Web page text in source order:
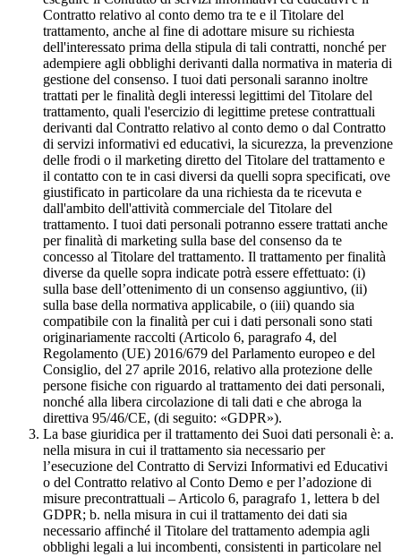
Contratto relativo al conto demo tra te e il Titolare del
trattamento, anche al fine di adottare misure su richiesta
dell'interessato prima della stipula di tali contratti, nonché per
adempiere agli obblighi derivanti dalla normativa in materia di
gestione del consenso. I tuoi dati personali saranno inoltre
trattati per le finalità degli interessi legittimi del Titolare del
trattamento, quali l'esercizio di legittime pretese contrattuali
derivanti dal Contratto relativo al conto demo o dal Contratto
di servizi informativi ed educativi, la sicurezza, la prevenzione
delle frodi o il marketing diretto del Titolare del trattamento e
il contatto con te in casi diversi da quelli sopra specificati, ove
giustificato in particolare da una richiesta da te ricevuta e
dall'ambito dell'attività commerciale del Titolare del
trattamento. I tuoi dati personali potranno essere trattati anche
per finalità di marketing sulla base del consenso da te
concesso al Titolare del trattamento. Il trattamento per finalità
diverse da quelle sopra indicate potrà essere effettuato: (i)
sulla base dell’ottenimento di un consenso aggiuntivo, (ii)
sulla base della normativa applicabile, o (iii) quando sia
compatibile con la finalità per cui i dati personali sono stati
originariamente raccolti (Articolo 6, paragrafo 4, del
Regolamento (UE) 2016/679 del Parlamento europeo e del
Consiglio, del 27 aprile 2016, relativo alla protezione delle
persone fisiche con riguardo al trattamento dei dati personali,
nonché alla libera circolazione di tali dati e che abroga la
direttiva 95/46/CE, (di seguito: «GDPR»).
La base giuridica per il trattamento dei Suoi dati personali è: a.
nella misura in cui il trattamento sia necessario per
l’esecuzione del Contratto di Servizi Informativi ed Educativi
o del Contratto relativo al Conto Demo e per l’adozione di
misure precontrattuali – Articolo 6, paragrafo 1, lettera b del
GDPR; b. nella misura in cui il trattamento dei dati sia
necessario affinché il Titolare del trattamento adempia agli
obblighi legali a lui incombenti, consistenti in particolare nel